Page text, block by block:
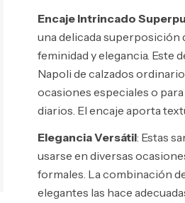
Encaje Intrincado
una delicada superposición
feminidad y elegancia. Este
Napoli de calzados
ocasiones especiales o
diarios. El encaje aporta
Elegancia Versátil: Estas
usarse en diversas
formales. La combinación
elegantes las hace